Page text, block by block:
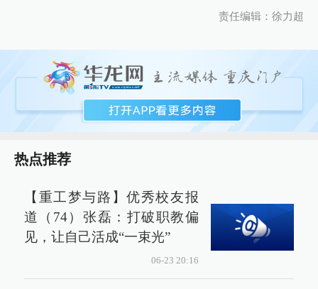
责任编辑：徐力超
热点推荐
【重工梦与路】优秀校友报
道（74）张磊：打破职教偏
见，让自己活成“一束光”
06-23 20:16